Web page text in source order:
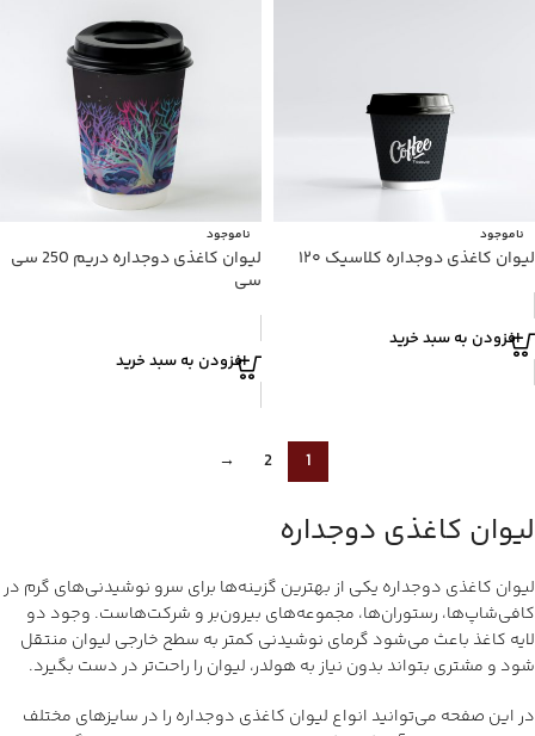
ناموجود
لیوان کاغذی دوجداره کلاسیک ۱۲۰
افزودن به سبد خرید
ناموجود
لیوان کاغذی دوجداره دریم 250 سی
سی
افزودن به سبد خرید
1
2
→
لیوان کاغذی دوجداره
لیوان کاغذی دوجداره یکی از بهترین گزینه‌ها برای سرو نوشیدنی‌های گرم در
کافی‌شاپ‌ها، رستوران‌ها، مجموعه‌های بیرون‌بر و شرکت‌هاست. وجود دو
لایه کاغذ باعث می‌شود گرمای نوشیدنی کمتر به سطح خارجی لیوان منتقل
شود و مشتری بتواند بدون نیاز به هولدر، لیوان را راحت‌تر در دست بگیرد.
در این صفحه می‌توانید انواع لیوان کاغذی دوجداره را در سایزهای مختلف